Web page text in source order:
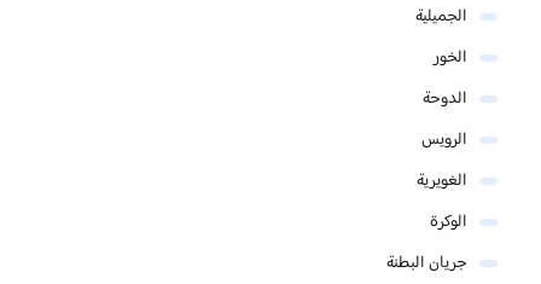
الجميلية
الخور
الدوحة
الرويس
الغويرية
الوكرة
جريان البطنة